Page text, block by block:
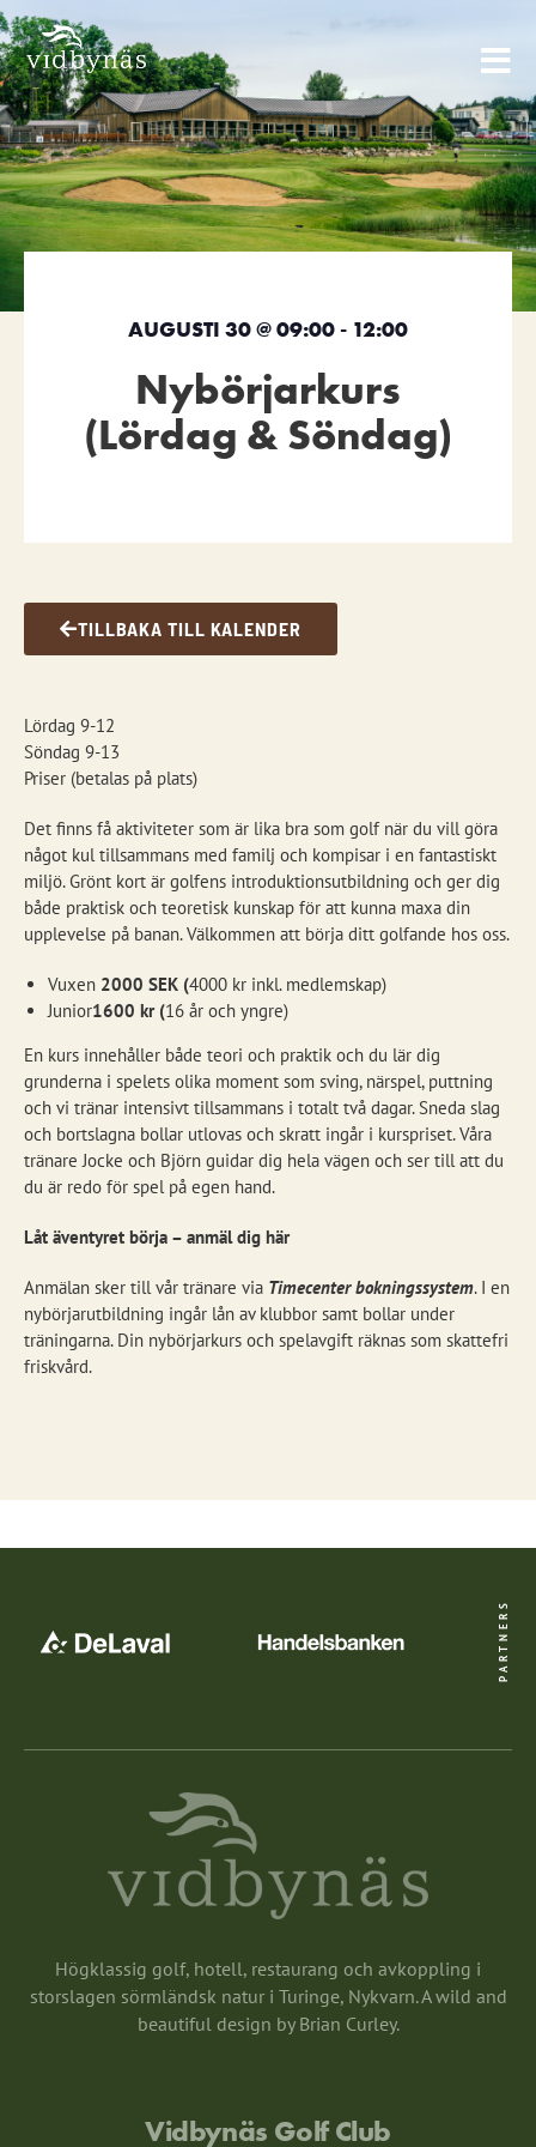
AUGUSTI 30@09:00 - 12:00
Nybörjarkurs
(Lördag & Söndag)
TILLBAKA TILL KALENDER
Lördag 9-12
Söndag 9-13
Priser (betalas på plats)
Det finns få aktiviteter som är lika bra som golf när du vill göra
något kul tillsammans med familj och kompisar i en fantastiskt
miljö. Grönt kort är golfens introduktionsutbildning och ger dig
både praktisk och teoretisk kunskap för att kunna maxa din
upplevelse på banan. Välkommen att börja ditt golfande hos oss.
Vuxen 2000 SEK (4000 kr inkl. medlemskap)
Junior1600 kr (16 år och yngre)
En kurs innehåller både teori och praktik och du lär dig
grunderna i spelets olika moment som sving, närspel, puttning
och vi tränar intensivt tillsammans i totalt två dagar. Sneda slag
och bortslagna bollar utlovas och skratt ingår i kurspriset. Våra
tränare Jocke och Björn guidar dig hela vägen och ser till att du
du är redo för spel på egen hand.
Låt äventyret börja – anmäl dig här
Anmälan sker till vår tränare via Timecenter bokningssystem. I en
nybörjarutbildning ingår lån av klubbor samt bollar under
träningarna. Din nybörjarkurs och spelavgift räknas som skattefri
friskvård.
PARTNERS
Högklassig golf, hotell, restaurang och avkoppling i
storslagen sörmländsk natur i Turinge, Nykvarn. A wild and
beautiful design by Brian Curley.
Vidbynäs Golf Club